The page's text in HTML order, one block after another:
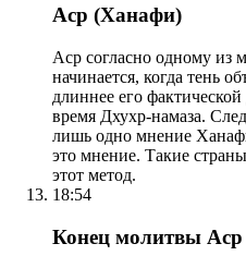
Аср (Ханафи)
Аср согласно одному из
начинается, когда тень
длиннее его
время Дхухр-намаза.
лишь одно мнение
это мнение. Такие
этот метод.
18:54
Конец молитвы Аср